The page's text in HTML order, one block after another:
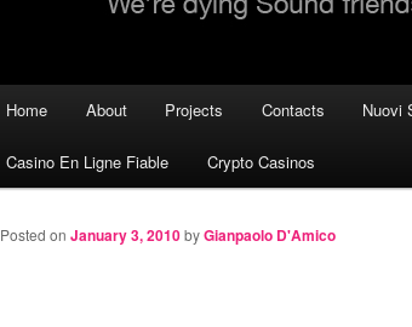
Skip to primary content
Skip to secondary content
Home About Projects Contacts Nuovi
Casino En Ligne Fiable Crypto Casinos
Posted on January 3, 2010byGianpaolo D'Amico